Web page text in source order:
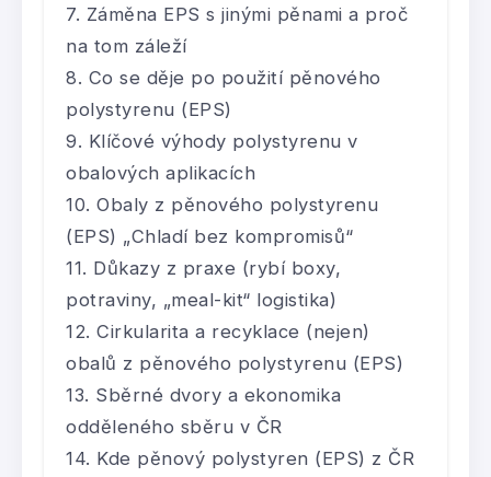
Záměna EPS s jinými pěnami a proč
na tom záleží
Co se děje po použití pěnového
polystyrenu (EPS)
Klíčové výhody polystyrenu v
obalových aplikacích
Obaly z pěnového polystyrenu
(EPS) „Chladí bez kompromisů“
Důkazy z praxe (rybí boxy,
potraviny, „meal-kit“ logistika)
Cirkularita a recyklace (nejen)
obalů z pěnového polystyrenu (EPS)
Sběrné dvory a ekonomika
odděleného sběru v ČR
Kde pěnový polystyren (EPS) z ČR